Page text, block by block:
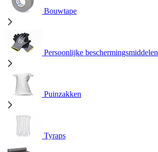
Bouwtape
Persoonlijke beschermingsmiddelen
Puinzakken
Tyraps